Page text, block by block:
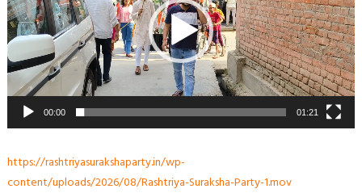
00:00 01:21
https://rashtriyasurakshaparty.in/wp-
content/uploads/2026/08/Rashtriya-Suraksha-Party-1.mov